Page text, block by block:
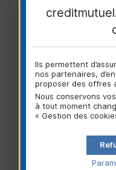
Tracy,
Ils permettent
nos partenaires,
proposer des offres
Nous conservons
à tout moment
« Gestion des